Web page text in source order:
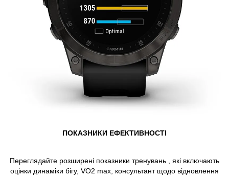
ПОКАЗНИКИ ЕФЕКТИВНОСТІ
Переглядайте розширені показники тренувань , які включають
оцінки динаміки бігу, VO2 max, консультант щодо відновлення